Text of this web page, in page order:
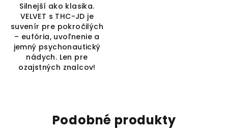
Silnejší ako klasika.
VELVET s THC-JD je
suvenír pre pokročilých
– eufória, uvoľnenie a
jemný psychonautický
nádych. Len pre
ozajstných znalcov!
Podobné produkty